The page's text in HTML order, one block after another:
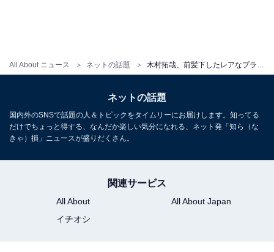
All About ニュース ネットの話題
ネットの話題
国内外のSNSで話題の人＆トピックをタイムリーにお届けします。知ってる
だけでちょっと得する、なんだか楽しい気分になれる、ネット発「知ら（な
きゃ）損」ニュースが盛りだくさん。
関連サービス
All About
All About Japan
イチオシ